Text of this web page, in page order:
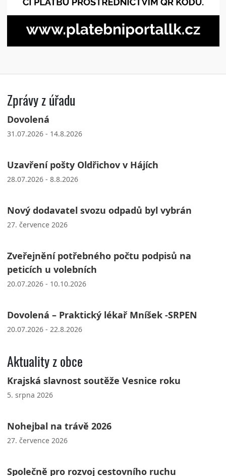
Zprávy z úřadu
Dovolená
31.07.2026 - 14.8.2026
Uzavření pošty Oldřichov v Hájích
28.07.2026 - 8.8.2026
Nový dodavatel svozu odpadů byl vybrán
27. července 2026
Zveřejnění potřebného počtu podpisů na
peticích u volebních
20.07.2026 - 10.10.2026
Dovolená – Praktický lékař Mníšek -SRPEN
20.07.2026 - 22.8.2026
Aktuality z obce
Krajská slavnost soutěže Vesnice roku
5. srpna 2026
Nohejbal na trávě 2026
27. července 2026
Společně pro rozvoj cestovního ruchu